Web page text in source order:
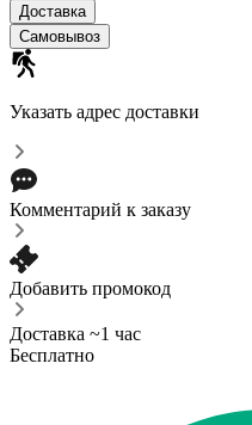
Доставка
Самовывоз
Указать адрес доставки
Комментарий к заказу
Добавить промокод
Доставка ~1 час
Бесплатно